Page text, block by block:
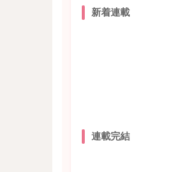
新着連載
連載完結